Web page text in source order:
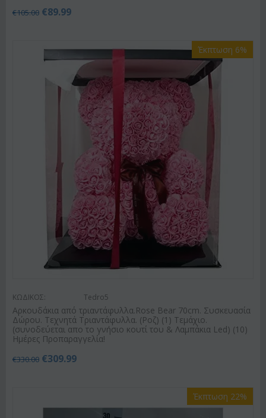
€105.00 €89.99
Έκπτωση 6%
ΚΩΔΙΚΟΣ: Tedro5
Αρκουδάκια από τριαντάφυλλα.Rose Bear 70cm. Συσκευασία
Δώρου. Τεχνητά Τριαντάφυλλα. (Ροζ) (1) Τεμάχιο.
(συνοδεύεται απο το γνήσιο κουτί του & Λαμπάκια Led) (10)
Ημέρες Προπαραγγελία!
€330.00 €309.99
Έκπτωση 22%